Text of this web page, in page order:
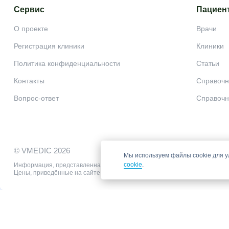
Сервис
О проекте
Регистрация клиники
Политика конфиденциальности
Контакты
Вопрос-ответ
Врачи
Клиники
Статьи
© VMEDIC 2026
Информация, представленная на сайте, не может быть использована
Цены, приведённые на сайте, не окончательные, не являются
Мы используем файлы cookie для
cookie.